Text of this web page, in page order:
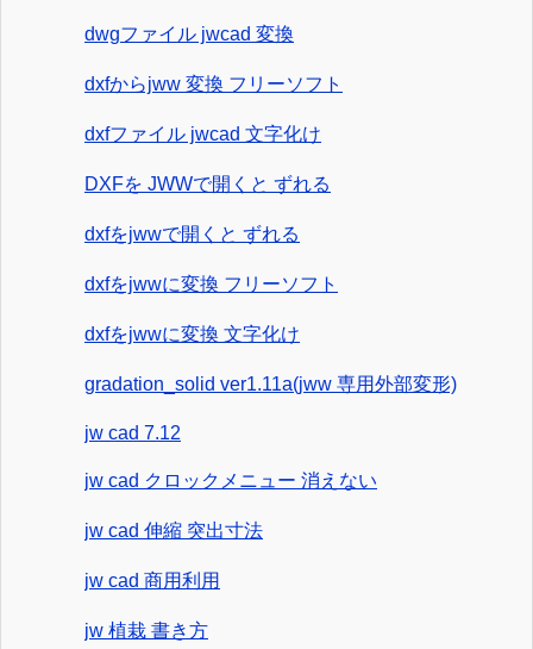
dwgファイル jwcad 変換
dxfからjww 変換 フリーソフト
dxfファイル jwcad 文字化け
DXFを JWWで開くと ずれる
dxfをjwwで開くと ずれる
dxfをjwwに変換 フリーソフト
dxfをjwwに変換 文字化け
gradation_solid ver1.11a(jww 専用外部変形)
jw cad 7.12
jw cad クロックメニュー 消えない
jw cad 伸縮 突出寸法
jw cad 商用利用
jw 植栽 書き方